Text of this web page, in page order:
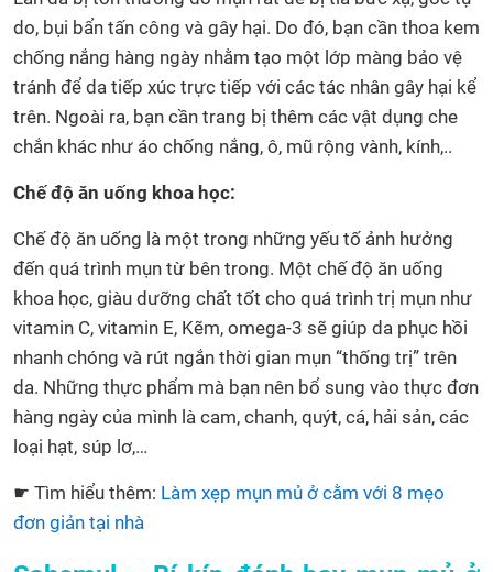
do, bụi bẩn tấn công và gây hại. Do đó, bạn cần thoa kem
chống nắng hàng ngày nhằm tạo một lớp màng bảo vệ
tránh để da tiếp xúc trực tiếp với các tác nhân gây hại kể
trên. Ngoài ra, bạn cần trang bị thêm các vật dụng che
chắn khác như áo chống nắng, ô, mũ rộng vành, kính,..
Chế độ ăn uống khoa học:
Chế độ ăn uống là một trong những yếu tố ảnh hưởng
đến quá trình mụn từ bên trong. Một chế độ ăn uống
khoa học, giàu dưỡng chất tốt cho quá trình trị mụn như
vitamin C, vitamin E, Kẽm, omega-3 sẽ giúp da phục hồi
nhanh chóng và rút ngắn thời gian mụn “thống trị” trên
da. Những thực phẩm mà bạn nên bổ sung vào thực đơn
hàng ngày của mình là cam, chanh, quýt, cá, hải sản, các
loại hạt, súp lơ,…
☛ Tìm hiểu thêm: Làm xẹp mụn mủ ở cằm với 8 mẹo
đơn giản tại nhà